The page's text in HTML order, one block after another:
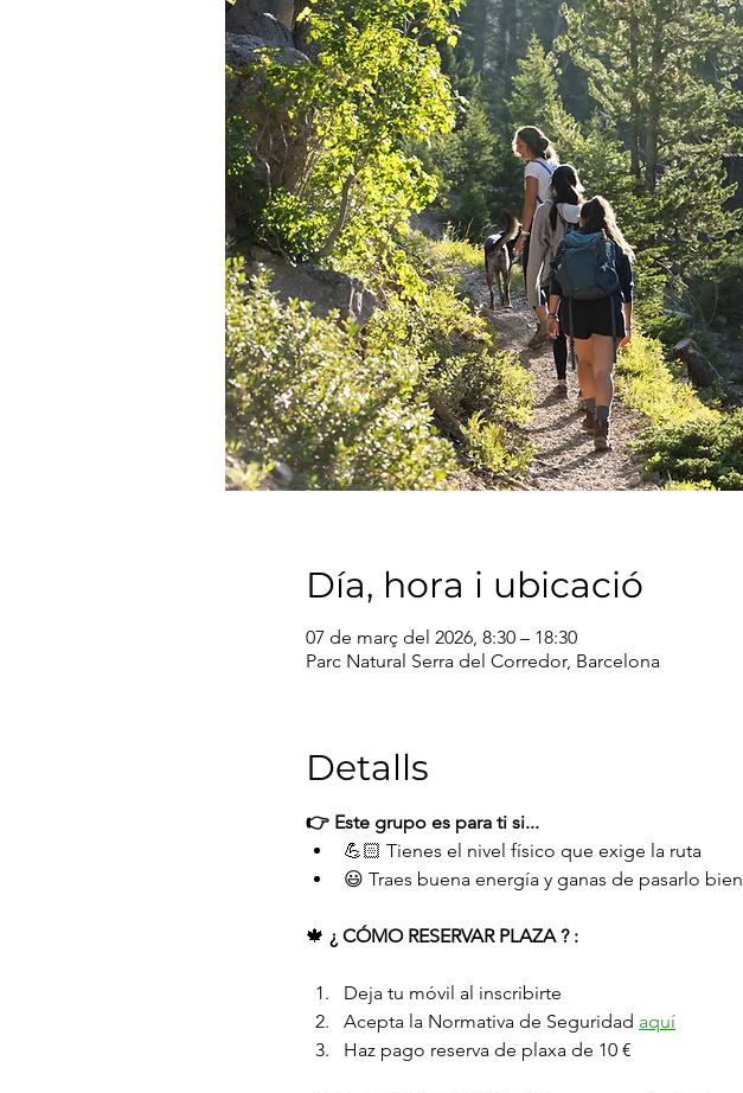
Día, hora i ubicació
07 de març del 2026, 8:30 – 18:30
Parc Natural Serra del Corredor, Barcelona
Detalls
👉 Este grupo es para ti si...
💪🏻 Tienes el nivel físico que exige la ruta
😃 Traes buena energía y ganas de pasarlo bien
🍁 ¿ CÓMO RESERVAR PLAZA ? :
Deja tu móvil al inscribirte
Acepta la Normativa de Seguridad aquí
Haz pago reserva de plaxa de 10 €